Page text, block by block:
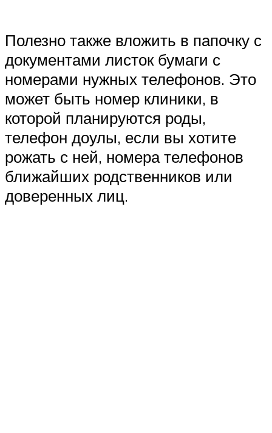
Полезно также вложить в папочку с
документами листок бумаги с
номерами нужных телефонов. Это
может быть номер клиники, в
которой планируются роды,
телефон доулы, если вы хотите
рожать с ней, номера телефонов
ближайших родственников или
доверенных лиц.